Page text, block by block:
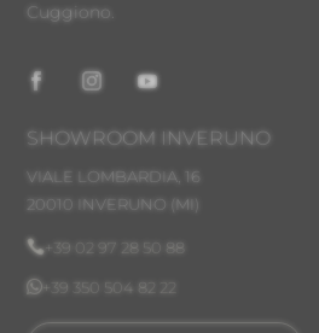
Cuggiono.
SHOWROOM INVERUNO
VIALE LOMBARDIA, 16
20010 INVERUNO (MI)
+39 02 97 28 50 88
+39 350 504 82 22